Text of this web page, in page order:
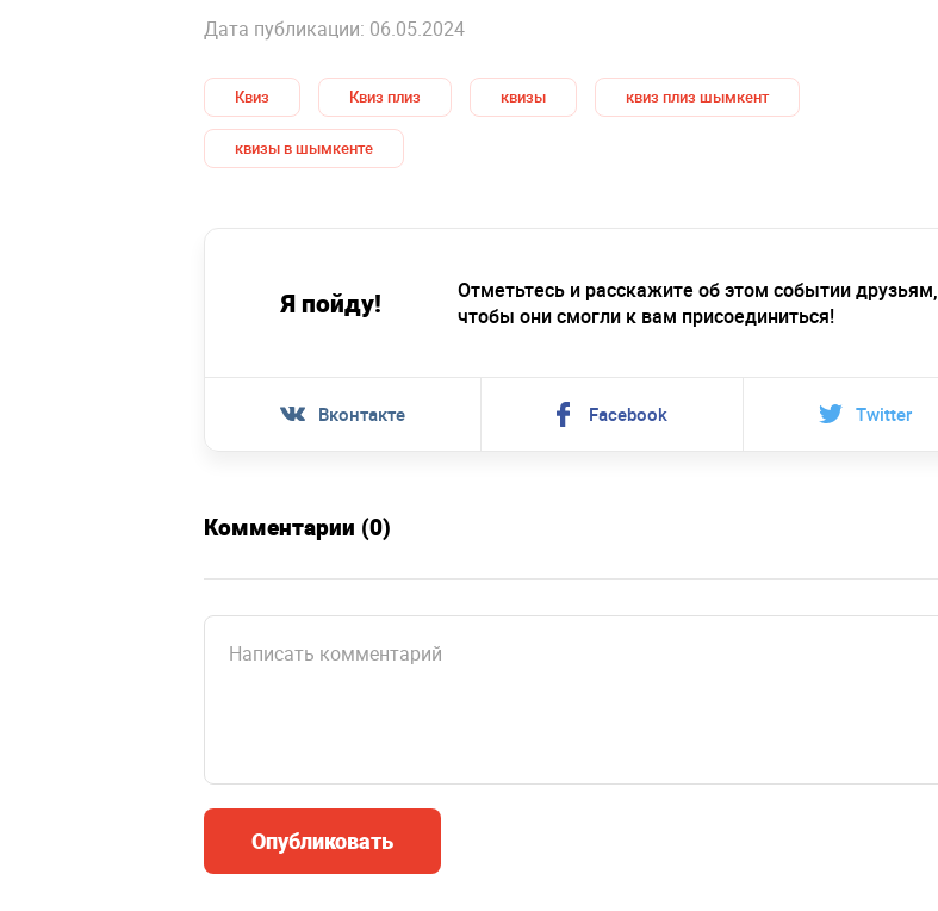
Дата публикации: 06.05.2024
Квиз Квиз плиз квизы квиз плиз шымкент
квизы в шымкенте
Я пойду!
Отметьтесь и расскажите об этом событии друзьям,
чтобы они смогли к вам присоединиться!
Вконтакте Facebook Twitter
Комментарии (0)
Опубликовать